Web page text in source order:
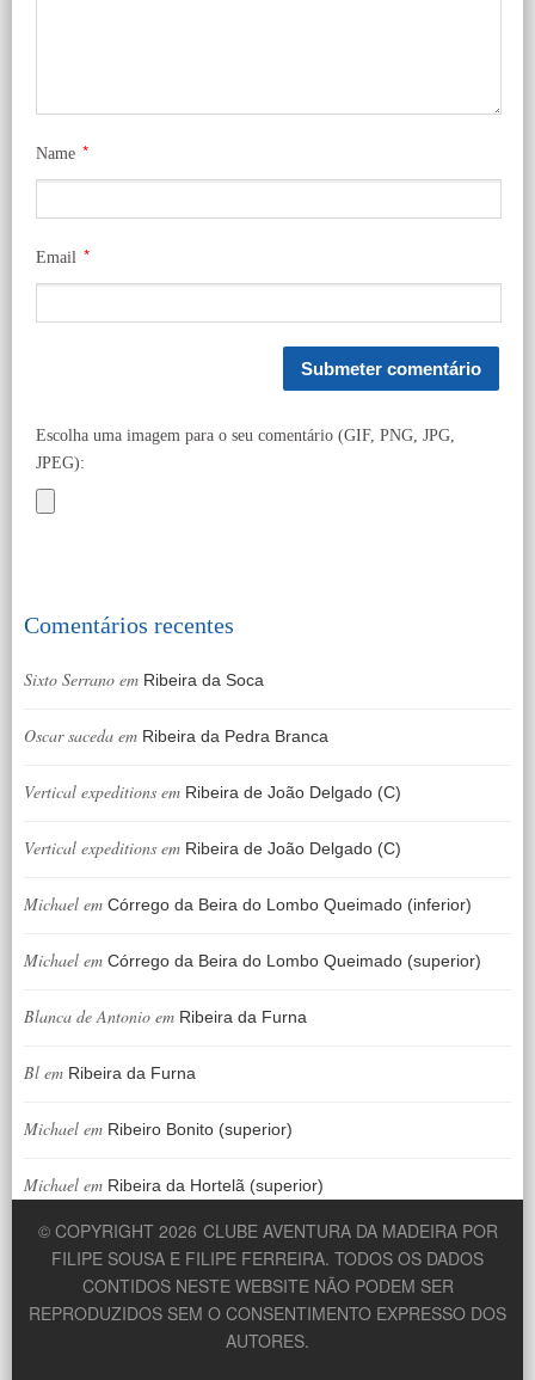
Name *
Email *
Escolha uma imagem para o seu comentário (GIF, PNG, JPG,
JPEG):
Comentários recentes
Sixto Serrano em Ribeira da Soca
Oscar saceda em Ribeira da Pedra Branca
Vertical expeditions em Ribeira de João Delgado (C)
Vertical expeditions em Ribeira de João Delgado (C)
Michael em Córrego da Beira do Lombo Queimado (inferior)
Michael em Córrego da Beira do Lombo Queimado (superior)
Blanca de Antonio em Ribeira da Furna
Bl em Ribeira da Furna
Michael em Ribeiro Bonito (superior)
Michael em Ribeira da Hortelã (superior)
© COPYRIGHT 2026 CLUBE AVENTURA DA MADEIRA POR
FILIPE SOUSA E FILIPE FERREIRA. TODOS OS DADOS
CONTIDOS NESTE WEBSITE NÃO PODEM SER
REPRODUZIDOS SEM O CONSENTIMENTO EXPRESSO DOS
AUTORES.